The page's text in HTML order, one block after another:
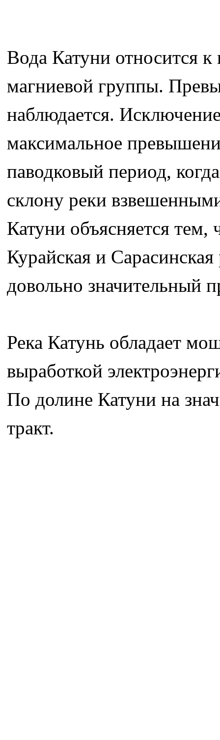
Вода Катуни относится к
магниевой группы.
наблюдается.
максимальное
паводковый период,
склону реки
Катуни объясняется
Курайская и
довольно значительный
Река Катунь обладает
выработкой
По долине Катуни на
тракт.